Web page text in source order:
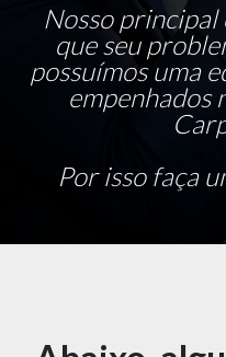
Nosso
que seu
possuímos uma
empenhados
Por isso faça